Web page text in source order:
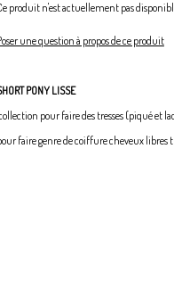
produit n'est actuellement pas
une question à propos de ce produit
PONY LISSE
pour faire des tresses (piqué et
faire genre de coiffure cheveux libres